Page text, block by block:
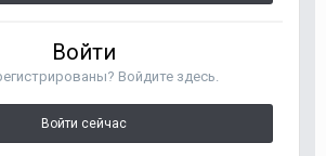
Войти
Войдите здесь.
Войти сейчас